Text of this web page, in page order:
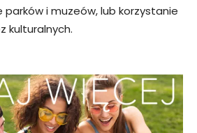
parków i muzeów, lub korzystanie
kulturalnych.